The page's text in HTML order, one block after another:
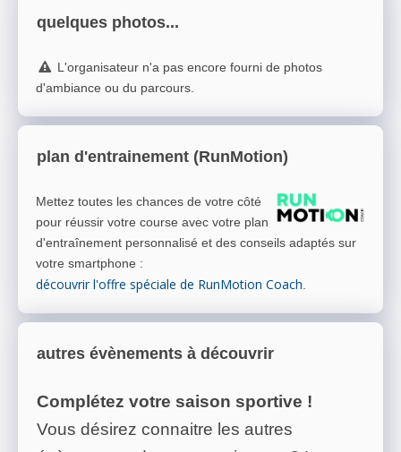
quelques photos...
L'organisateur n'a pas encore fourni de photos
d'ambiance ou du parcours.
plan d'entrainement (RunMotion)
Mettez toutes les chances de votre côté
pour réussir votre course avec votre plan
d'entraînement personnalisé et des conseils adaptés sur
votre smartphone :
découvrir l'offre spéciale de RunMotion Coach
autres évènements à découvrir
Complétez votre saison sportive !
Vous désirez connaitre les autres